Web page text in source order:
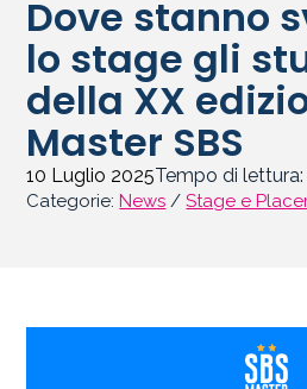
Dove stanno
lo stage gli
della XX
Master SBS
10 Luglio 2025Tempo di lettura:
Categorie:News /Stage e